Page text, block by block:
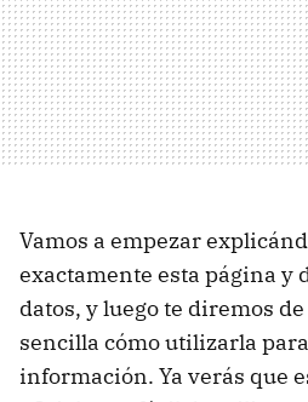
Vamos a empezar
exactamente esta página y
datos, y luego te diremos
sencilla cómo utilizarla
información. Ya verás que